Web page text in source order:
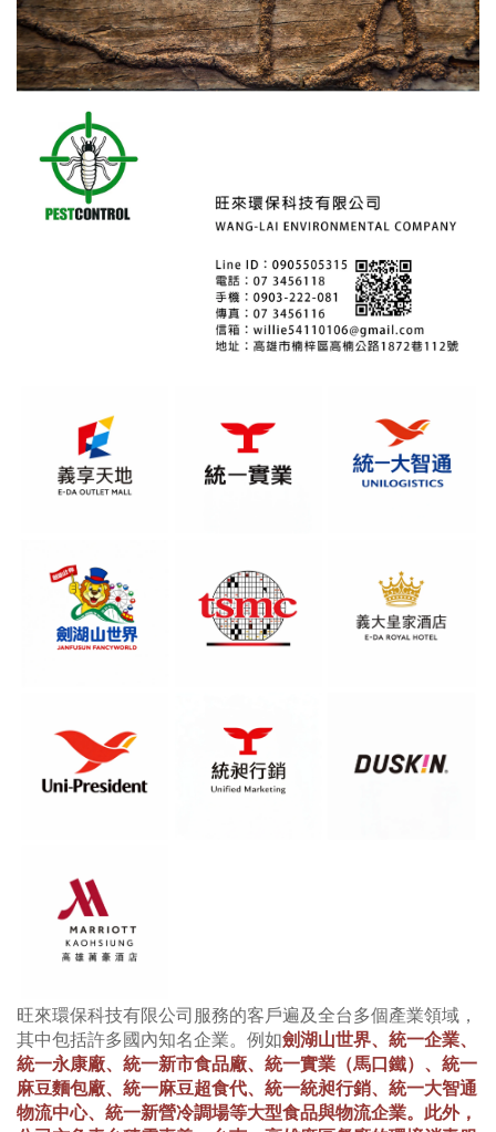
旺來環保科技有限公司服務的客戶遍及全台多個產業領域，
其中包括許多國內知名企業。例如劍湖山世界、統一企業、
統一永康廠、統一新市食品廠、統一實業（馬口鐵）、統一
麻豆麵包廠、統一麻豆超食代、統一統昶行銷、統一大智通
物流中心、統一新營冷調場等大型食品與物流企業。此外，